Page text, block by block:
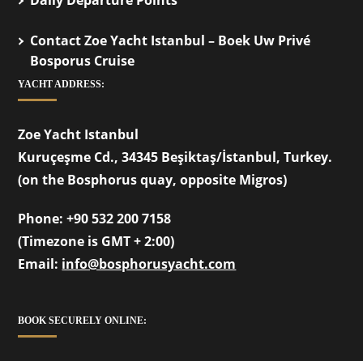
Contact Zoe Yacht Istanbul – Boek Uw Privé
Bosporus Cruise
YACHT ADDRESS:
Zoe Yacht Istanbul
Kuruçeşme Cd., 34345 Beşiktaş/İstanbul, Turkey.
(on the Bosphorus quay, opposite Migros)
Phone:+90 532 200 7158
(Timezone is GMT + 2:00)
Email: info@bosphorusyacht.com
BOOK SECURELY ONLINE: